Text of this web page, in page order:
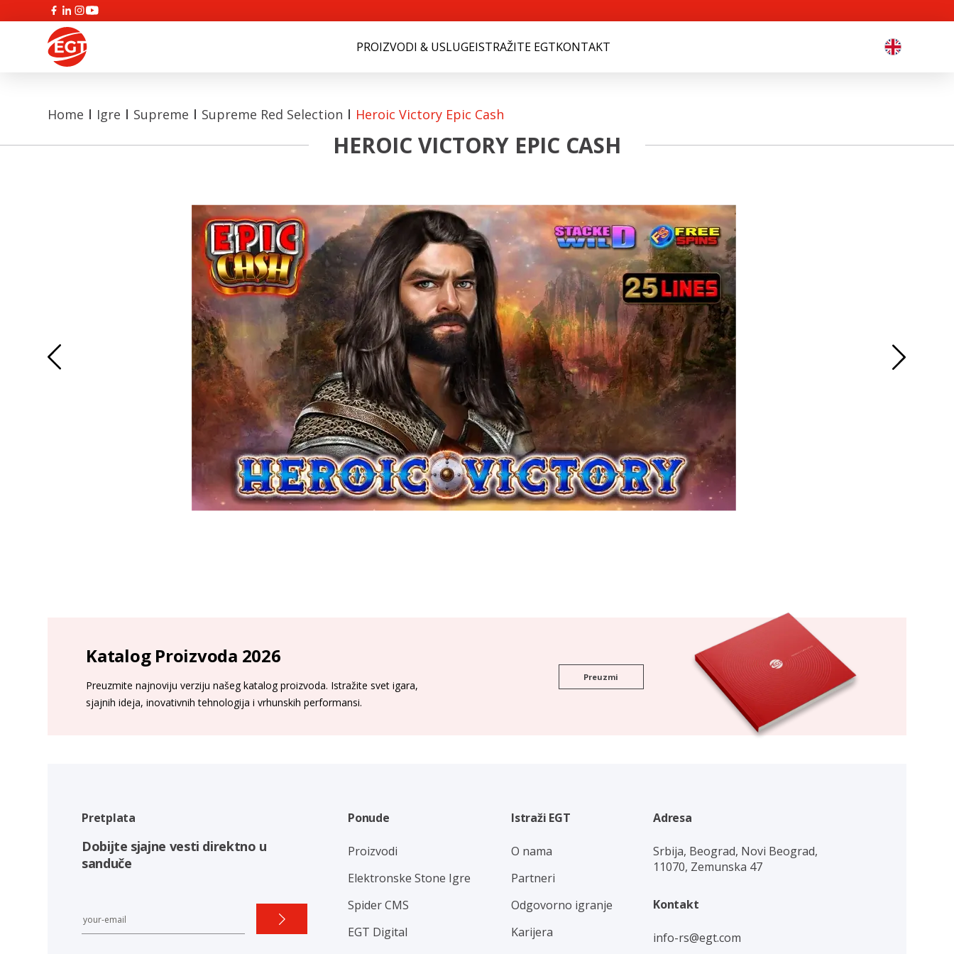
PROIZVODI & USLUGEISTRAŽITE EGTKONTAKT
Home Igre Supreme Supreme Red Selection Heroic Victory Epic Cash
HEROIC VICTORY EPIC CASH
Katalog Proizvoda 2026
Preuzmite najnoviju verziju našeg katalog proizvoda. Istražite svet igara,
sjajnih ideja, inovativnih tehnologija i vrhunskih performansi.
Preuzmi
Pretplata
Dobijte sjajne vesti direktno u
sanduče
Ponude
Proizvodi
Elektronske Stone Igre
Spider CMS
EGT Digital
Istraži EGT
O nama
Partneri
Odgovorno igranje
Karijera
Adresa
Srbija, Beograd, Novi Beograd,
11070, Zemunska 47
Kontakt
info-rs@egt.com